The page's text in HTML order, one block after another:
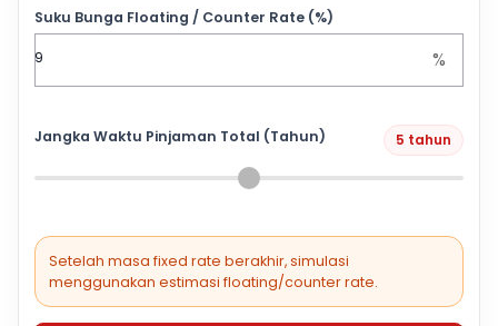
Suku Bunga Floating / Counter Rate (%)
%
Jangka Waktu Pinjaman Total (Tahun) 5 tahun
Setelah masa fixed rate berakhir, simulasi
menggunakan estimasi floating/counter rate.